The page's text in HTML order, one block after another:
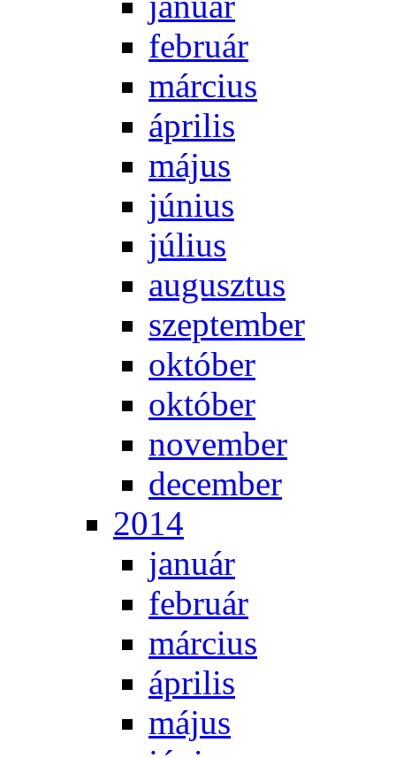
feb­ru­ár
már­ci­us
áp­ri­lis
má­jus
jú­ni­us
jú­li­us
au­gusz­tus
szep­tem­ber
ok­tó­ber
ok­tó­ber
no­vem­ber
de­cem­ber
2014
ja­nu­ár
feb­ru­ár
már­ci­us
áp­ri­lis
má­jus